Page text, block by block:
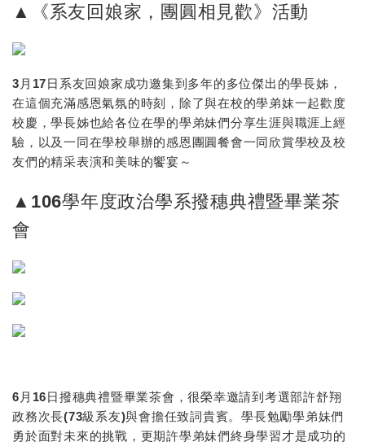
▲《系友回娘家，團圓相見歡》活動
3月17日系友回娘家成功邀集到多年的多位傑出的學長姊，
在這個充滿感恩氣氛的時刻，除了與在校的學弟妹一起歡度
校慶，學長姊也給各位在學的學弟妹們分享生涯與職涯上經
驗，以及一同在學校舉辦的感恩團圓餐會一同欣賞學校及校
友們的精采表演和美味的饗宴～
▲106學年度政治學系撥穗典禮暨畢業茶
會
6月16日撥穗典禮暨畢業茶會，很榮幸邀請到考選部許舒翔
政務次長(73級系友)與會擔任致詞貴賓。學長勉勵學弟妹們
勇於面對未來的挑戰，更期許學弟妹們終身學習才是成功的